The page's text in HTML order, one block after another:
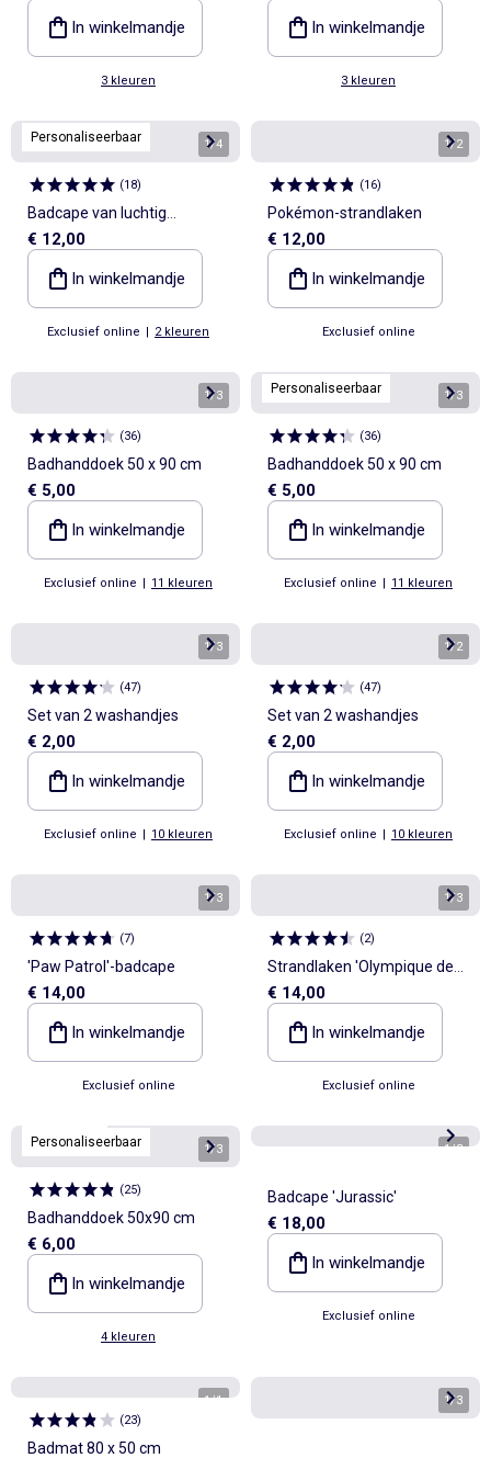
In winkelmandje
3 kleuren
In winkelmandje
3 kleuren
Personaliseerbaar 1/4
(18)
Badcape van luchtig
geweven katoen
€ 12,00
In winkelmandje
Exclusief online | 2 kleuren
1/2
(16)
Pokémon-strandlaken
€ 12,00
In winkelmandje
Exclusief online
1/3
(36)
Badhanddoek 50 x 90 cm
€ 5,00
In winkelmandje
Exclusief online | 11 kleuren
Personaliseerbaar 1/3
(36)
Badhanddoek 50 x 90 cm
€ 5,00
In winkelmandje
Exclusief online | 11 kleuren
1/3
(47)
Set van 2 washandjes
€ 2,00
In winkelmandje
Exclusief online | 10 kleuren
1/2
(47)
Set van 2 washandjes
€ 2,00
In winkelmandje
Exclusief online | 10 kleuren
1/3
(7)
'Paw Patrol'-badcape
€ 14,00
In winkelmandje
Exclusief online
1/3
(2)
Strandlaken 'Olympique de
Marseille'
€ 14,00
In winkelmandje
Exclusief online
Personaliseerbaar
1/3
(25)
Badhanddoek 50x90 cm
€ 6,00
In winkelmandje
4 kleuren
1/3
Badcape 'Jurassic'
€ 18,00
In winkelmandje
Exclusief online
1/1
(23)
Badmat 80 x 50 cm
1/3